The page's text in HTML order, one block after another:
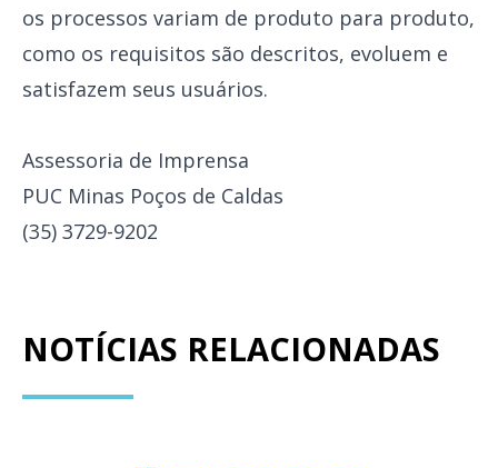
os processos variam de produto para produto,
como os requisitos são descritos, evoluem e
satisfazem seus usuários.
Assessoria de Imprensa
PUC Minas Poços de Caldas
(35) 3729-9202
NOTÍCIAS RELACIONADAS